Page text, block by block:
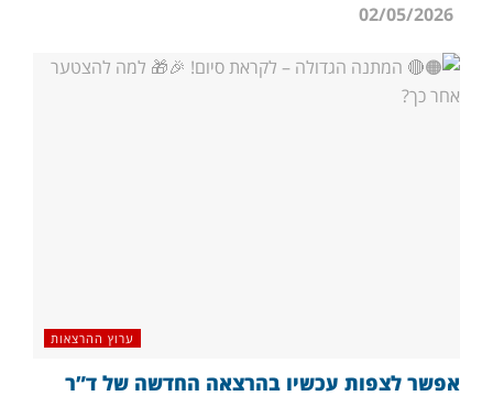
ערוץ ההרצאות
אפשר לצפות עכשיו בהרצאה החדשה של ד”ר